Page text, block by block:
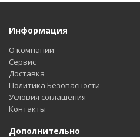
Информация
О компании
Сервис
Доставка
Политика Безопасности
Условия соглашения
Контакты
Дополнительно